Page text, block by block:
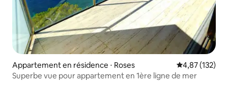
Appartement en résidence ⋅ Roses Évaluation
4,87 (132)
Superbe vue pour appartement en 1ère ligne de mer